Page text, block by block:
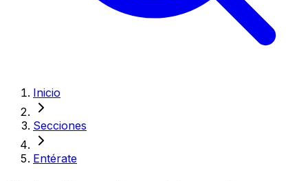
Inicio
Secciones
Entérate